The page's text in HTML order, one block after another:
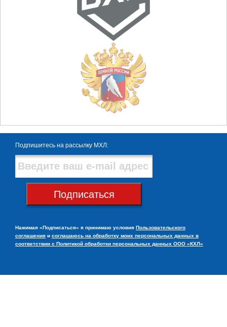
Подпишитесь на рассылку МХЛ:
Подписаться
Нажимая «Подписаться» я принимаю условия Пользовательского
соглашения и соглашаюсь на обработку моих персональных данных в
соответствии с Политикой обработки персональных данных ООО «КХЛ»